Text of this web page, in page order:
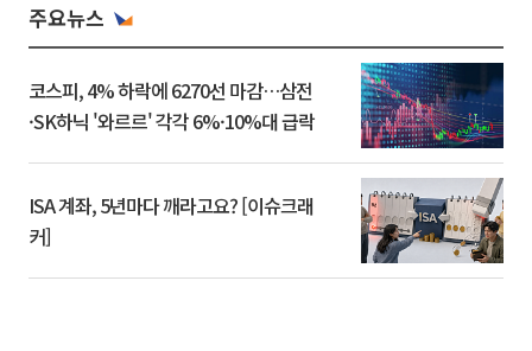
주요뉴스
코스피, 4% 하락에 6270선 마감…삼전
·SK하닉 '와르르' 각각 6%·10%대 급락
ISA 계좌, 5년마다 깨라고요? [이슈크래
커]